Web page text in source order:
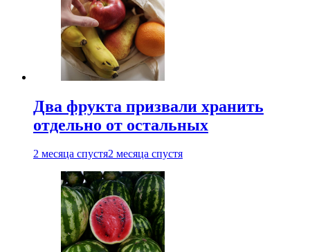
Два фрукта призвали хранить
отдельно от остальных
2 месяца спустя2 месяца спустя